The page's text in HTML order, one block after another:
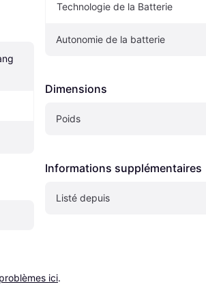
Technologie de la Batterie
Autonomie de la batterie
Dimensions
Poids
Informations supplémentaires
Listé depuis
ici.